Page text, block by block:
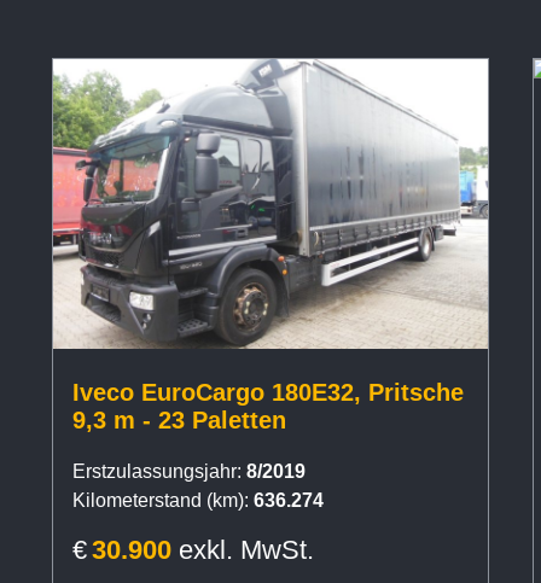
Iveco EuroCargo 180E32, Pritsche
9,3 m - 23 Paletten
Erstzulassungsjahr: 8/2019
Kilometerstand (km): 636.274
€30.900 exkl. MwSt.